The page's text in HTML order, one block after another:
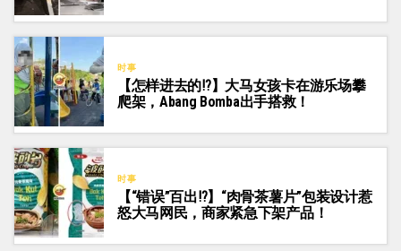
时事
【怎样进去的⁉️】大马女孩卡在游乐场攀
爬架，Abang Bomba出手搭救！
时事
【“错误”百出⁉️】“肉骨茶薯片”包装设计惹
怒大马网民，商家紧急下架产品！